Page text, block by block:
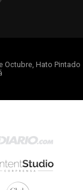
Octubre, Hato Pintado